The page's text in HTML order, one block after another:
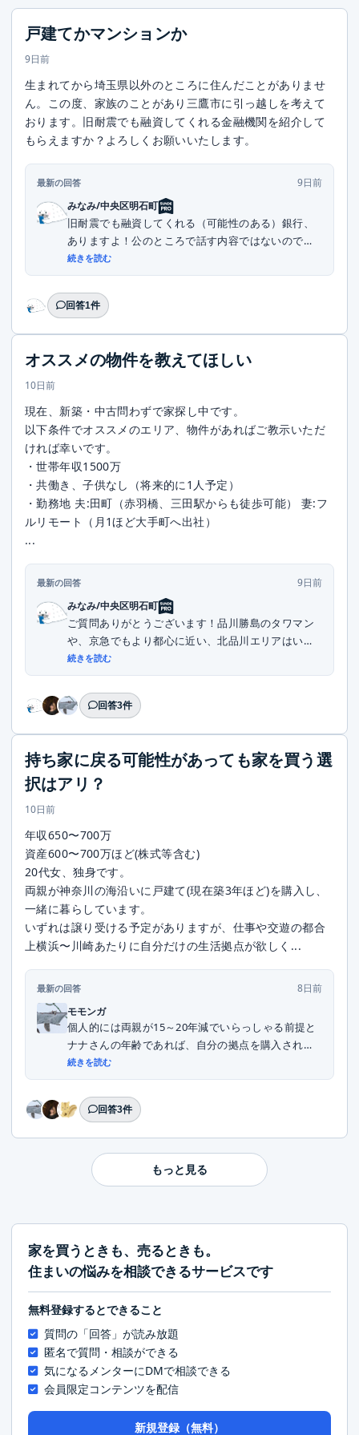
戸建てかマンションか
9日前
生まれてから埼玉県以外のところに住んだことがありませ
ん。この度、家族のことがあり三鷹市に引っ越しを考えて
おります。旧耐震でも融資してくれる金融機関を紹介して
もらえますか？よろしくお願いいたします。
最新の回答
9日前
みなみ/中央区明石町
旧耐震でも融資してくれる（可能性のある）銀行、
ありますよ！公のところで話す内容ではないので、
DMい...
続きを読む
回答1件
オススメの物件を教えてほしい
10日前
現在、新築・中古問わずで家探し中です。
以下条件でオススメのエリア、物件があればご教示いただ
ければ幸いです。
・世帯年収1500万
・共働き、子供なし（将来的に1人予定）
・勤務地 夫:田町（赤羽橋、三田駅からも徒歩可能） 妻:フ
ルリモート（月1ほど大手町へ出社）
...
最新の回答
9日前
みなみ/中央区明石町
ご質問ありがとうございます！品川勝島のタワマン
や、京急でもより都心に近い、北品川エリアはいか
がでし...
続きを読む
回答3件
持ち家に戻る可能性があっても家を買う選
択はアリ？
10日前
年収650〜700万
資産600〜700万ほど(株式等含む)
20代女、独身です。
両親が神奈川の海沿いに戸建て(現在築3年ほど)を購入し、
一緒に暮らしています。
いずれは譲り受ける予定がありますが、仕事や交遊の都合
上横浜〜川崎あたりに自分だけの生活拠点が欲しく...
最新の回答
8日前
モモンガ
個人的には両親が15～20年減でいらっしゃる前提と
ナナさんの年齢であれば、自分の拠点を購入される
こ...
続きを読む
回答3件
もっと見る
家を買うときも、売るときも。
住まいの悩みを相談できるサービスです
無料登録するとできること
質問の「回答」が読み放題
匿名で質問・相談ができる
気になるメンターにDMで相談できる
会員限定コンテンツを配信
新規登録（無料）